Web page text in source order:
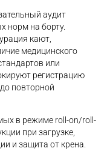
аудит
норм на борту.
кают,
медицинского
или
регистрацию
повторной
в режиме roll-on/roll-
при загрузке,
и защита от крена.